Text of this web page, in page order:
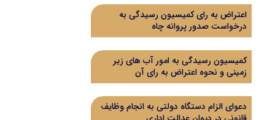
اعتراض به رای کمیسیون رسیدگی به
درخواست صدور پروانه چاه
کمیسیون رسیدگی به امور آب های زیر
زمینی و نحوه اعتراض به رای آن
دعوای الزام دستگاه دولتی به انجام وظایف